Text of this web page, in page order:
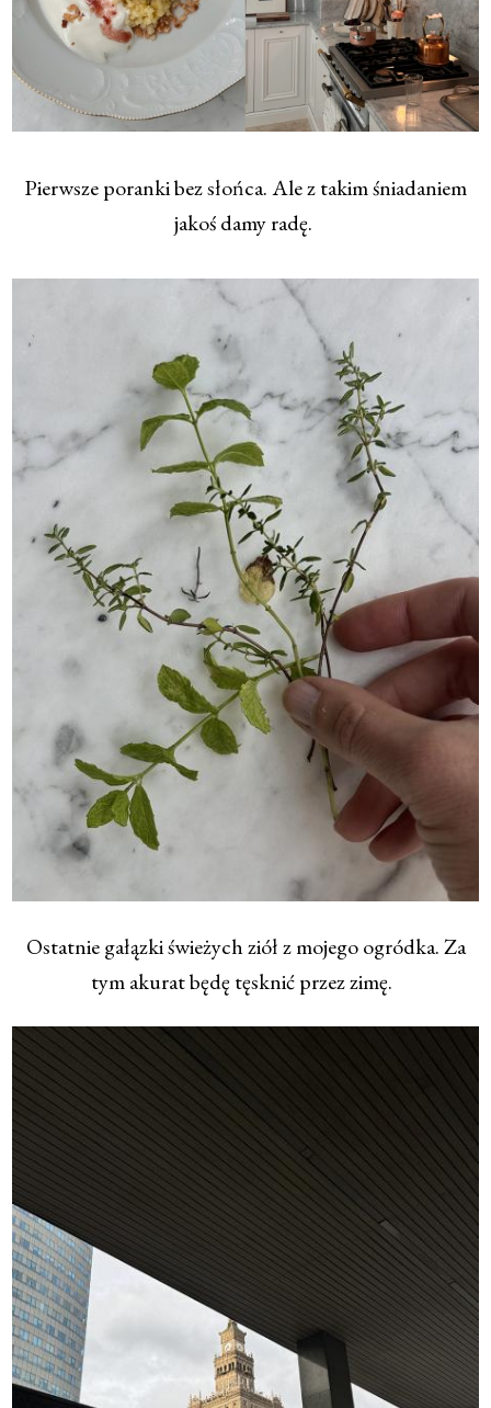
Pierwsze poranki bez słońca. Ale z takim śniadaniem
jakoś damy radę.
Ostatnie gałązki świeżych ziół z mojego ogródka. Za
tym akurat będę tęsknić przez zimę.